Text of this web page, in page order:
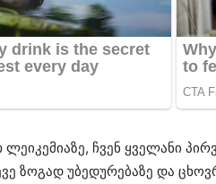
ჩვენ ყველანი
ზოგად უბედურებაზე და